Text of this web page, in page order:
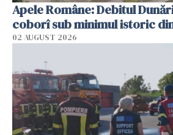
Apele Române: Debitul
coborî sub minimul istoric
02 AUGUST 2026